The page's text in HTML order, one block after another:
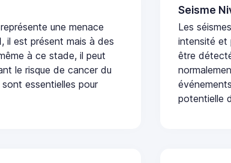
une menace
, il est présent mais à des
à ce stade, il peut
le risque de cancer du
essentielles pour
Seisme
Les
intensité et
être
potentielle